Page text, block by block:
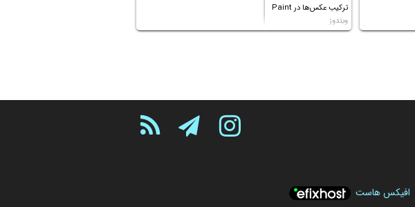
ترکیب عکس‌ها در Paint
ویندوز
افیکس هاست